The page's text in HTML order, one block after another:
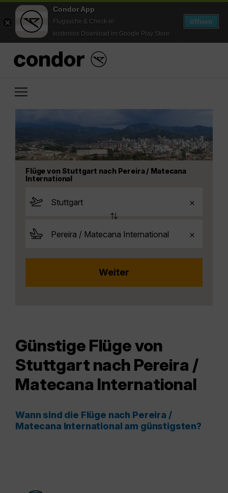
Condor App
Flugsuche & Check-in
kostenlos Download im Google Play Store
öffnen
Flüge von Stuttgart nach Pereira / Matecana
International
Günstige Flüge von
Stuttgart nach Pereira /
Matecana International
Wann sind die Flüge nach Pereira /
Matecana International am günstigsten?